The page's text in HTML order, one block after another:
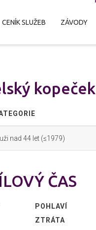
CENÍK SLUŽEB ZÁVODY
kopeček
nad 44 let (≤1979)
ČAS
POHLAVÍ
ZTRÁTA